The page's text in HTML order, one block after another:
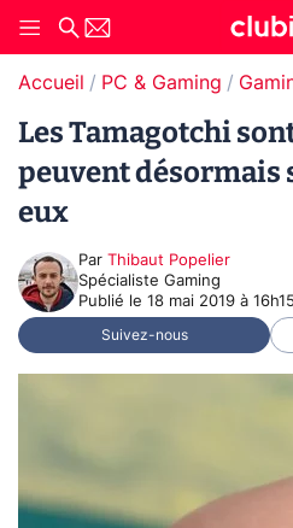
Accueil PC & Gaming
Les Tamagotchi
peuvent désormais
eux
Par Thibaut Popelier
Spécialiste Gaming
Publié le 18 mai 2019 à 16h15
Suivez-nous